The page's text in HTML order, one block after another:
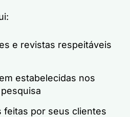
e revistas respeitáveis
estabelecidas nos
feitas por seus clientes